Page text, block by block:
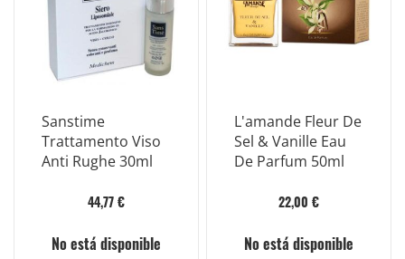
Sanstime
Trattamento Viso
Anti Rughe 30ml
44,77 €
No está disponible
L'amande Fleur De
Sel & Vanille Eau
De Parfum 50ml
22,00 €
No está disponible